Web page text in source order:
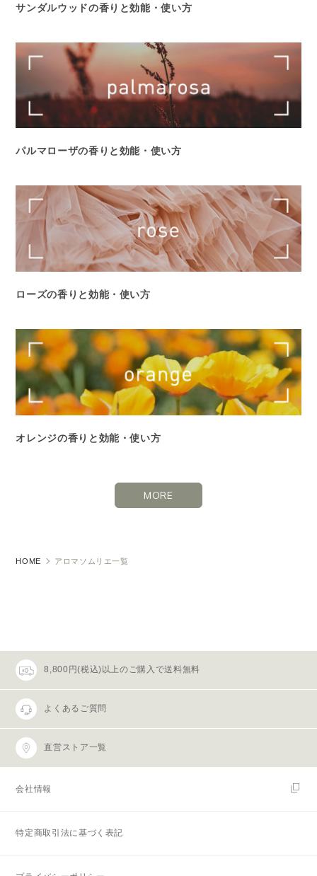
サンダルウッドの香りと効能・使い方
パルマローザの香りと効能・使い方
ローズの香りと効能・使い方
オレンジの香りと効能・使い方
MORE
HOME アロマソムリエ一覧
8,800円(税込)以上のご購入で送料無料
よくあるご質問
直営ストア一覧
会社情報
特定商取引法に基づく表記